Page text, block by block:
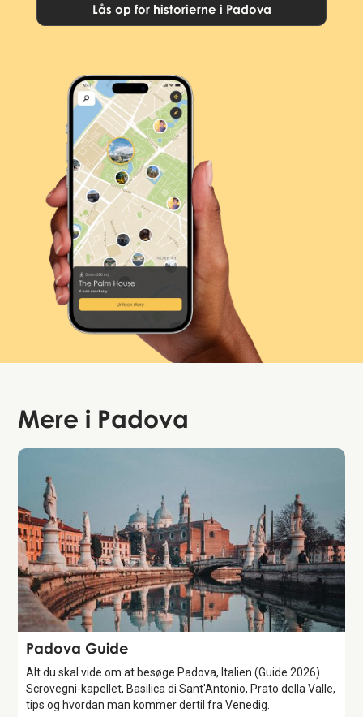
Lås op for historierne i Padova
Mere i Padova
Guide
Padova Guide
Alt du skal vide om at besøge Padova, Italien (Guide 2026).
Scrovegni-kapellet, Basilica di Sant'Antonio, Prato della Valle,
tips og hvordan man kommer dertil fra Venedig.